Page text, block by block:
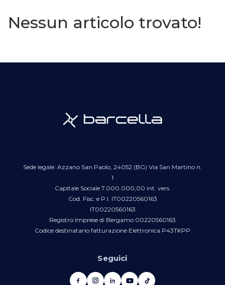
Nessun articolo trovato!
Sede legale: Azzano San Paolo, 24052 (BG) Via San Martino n.
1
Capitale Sociale 7.000.000,00 int. vers.
Cod. Fisc. e P.I. IT00220560163
IT00220560163
Registro Imprese di Bergamo 00220560163
Codice destinatario fatturazione Elettronica P43TKPP
Seguici